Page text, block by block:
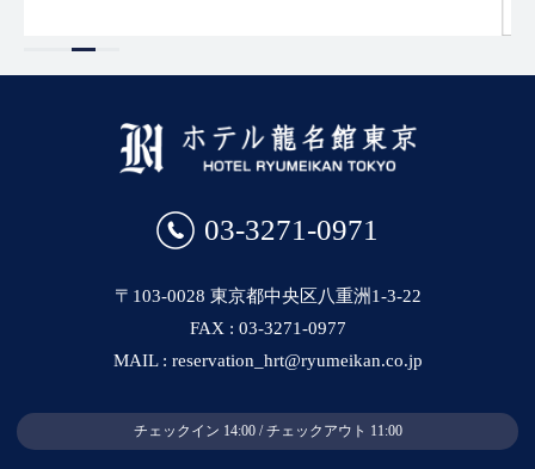
03-3271-0971
〒103-0028 東京都中央区八重洲1-3-22
FAX : 03-3271-0977
MAIL : reservation_hrt@ryumeikan.co.jp
チェックイン 14:00 / チェックアウト 11:00